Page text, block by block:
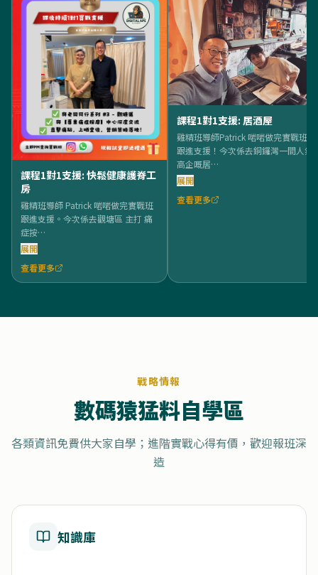
課程1對1支援: 快鬆健康護脊工
房
雞精班導師 Patrick 啱啱做完實戰班
跟進支援。今次係去觀塘區 主打 痛
症按…
展開
查看更多
課程1對1支援: 居酒屋
雞精班導師Patrick 啱啱做完實戰班
跟進支援！今次係去銅鑼灣一間人氣
高企嘅居…
展開
查看更多
戰略情報
數碼猿猛料自學區
各類資訊免費供大家自學；進階實戰心得有價，歡迎報班深
造
知識庫